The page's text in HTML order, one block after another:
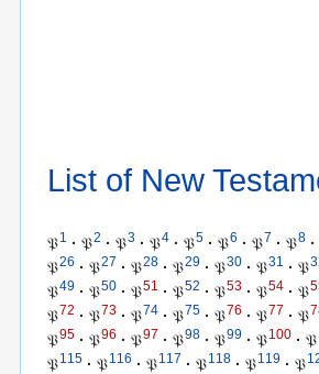
List of New
𝔓1 · 𝔓2 · 𝔓3 · 𝔓4 · 𝔓5 · 𝔓6 · 𝔓7 · 𝔓8 ·
𝔓26 · 𝔓27 · 𝔓28 · 𝔓29 · 𝔓30 · 𝔓31 · 𝔓
𝔓49 · 𝔓50 · 𝔓51 · 𝔓52 · 𝔓53 · 𝔓54 · 𝔓
𝔓72 · 𝔓73 · 𝔓74 · 𝔓75 · 𝔓76 · 𝔓77 · 𝔓
𝔓95 · 𝔓96 · 𝔓97 · 𝔓98 · 𝔓99 · 𝔓100 · 𝔓
𝔓115 · 𝔓116 · 𝔓117 · 𝔓118 · 𝔓119 · 𝔓